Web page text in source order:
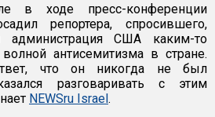
в ходе пресс-конференции
репортера, спросившего,
администрация США каким-то
антисемитизма в стране.
что он никогда не был
разговаривать с этим
NEWSru Israel.